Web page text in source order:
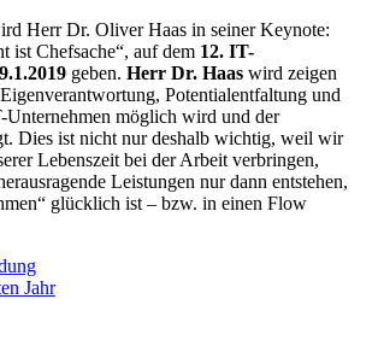
Herr Dr. Oliver Haas in seiner Keynote:
ist Chefsache“, auf dem 12. IT-
geben. Herr Dr. Haas wird zeigen
Potentialentfaltung und
Unternehmen möglich wird und der
Dies ist nicht nur deshalb wichtig, weil wir
Lebenszeit bei der Arbeit verbringen,
Leistungen nur dann entstehen,
glücklich ist – bzw. in einen Flow
Jahr